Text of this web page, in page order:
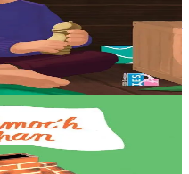
bihan ur vag hag a zo aet
martolod eus tra pe dra e